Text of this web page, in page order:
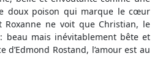
doux poison qui marque le cœur
Roxanne ne voit que Christian, le
beau mais inévitablement bête et
d’Edmond Rostand, l’amour est au